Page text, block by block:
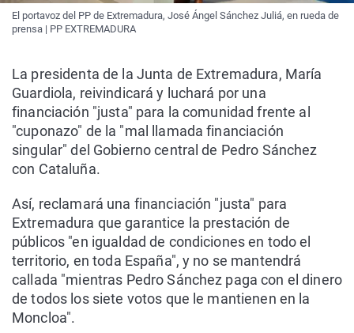
El portavoz del PP de Extremadura, José Ángel Sánchez Juliá, en rueda de
prensa | PP EXTREMADURA
La presidenta de la Junta de Extremadura, María
Guardiola, reivindicará y luchará por una
financiación "justa" para la comunidad frente al
"cuponazo" de la "mal llamada financiación
singular" del Gobierno central de Pedro Sánchez
con Cataluña.
Así, reclamará una financiación "justa" para
Extremadura que garantice la prestación de
públicos "en igualdad de condiciones en todo el
territorio, en toda España", y no se mantendrá
callada "mientras Pedro Sánchez paga con el dinero
de todos los siete votos que le mantienen en la
Moncloa".